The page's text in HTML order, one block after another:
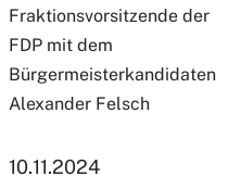
Fraktionsvorsitzende der
FDP mit dem
Bürgermeisterkandidaten
Alexander Felsch
10.11.2024